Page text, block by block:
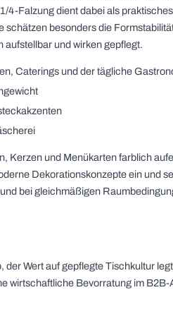
4-Falzung dient dabei als
besonders die
und wirken gepflegt.
Caterings und der tägliche
Kerzen und Menükarten farblich
Dekorationskonzepte ein und
bei gleichmäßigen
Wert auf gepflegte Tischkultur
wirtschaftliche Bevorratung im